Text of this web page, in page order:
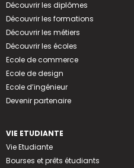
Découvrir les diplômes
Découvrir les formations
Découvrir les métiers
Découvrir les écoles
Ecole de commerce
Ecole de design
Ecole d’ingénieur
Devenir partenaire
VIE ETUDIANTE
Vie Etudiante
Bourses et prêts étudiants